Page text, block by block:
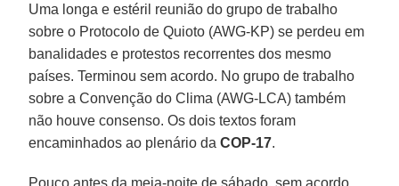
Uma longa e estéril reunião do grupo de trabalho
sobre o Protocolo de Quioto (AWG-KP) se perdeu em
banalidades e protestos recorrentes dos mesmo
países. Terminou sem acordo. No grupo de trabalho
sobre a Convenção do Clima (AWG-LCA) também
não houve consenso. Os dois textos foram
encaminhados ao plenário daCOP-17.
Pouco antes da meia-noite de sábado, sem acordo